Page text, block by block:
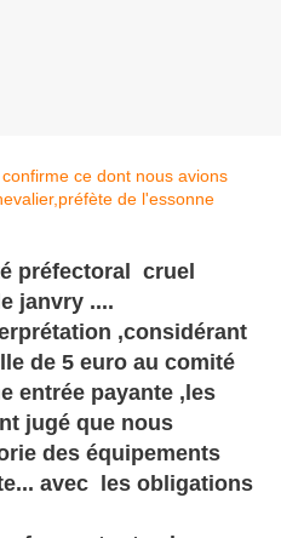
préfectoral cruel
janvry ....
,considérant
de 5 euro au comité
entrée payante ,les
jugé que nous
des équipements
avec les obligations